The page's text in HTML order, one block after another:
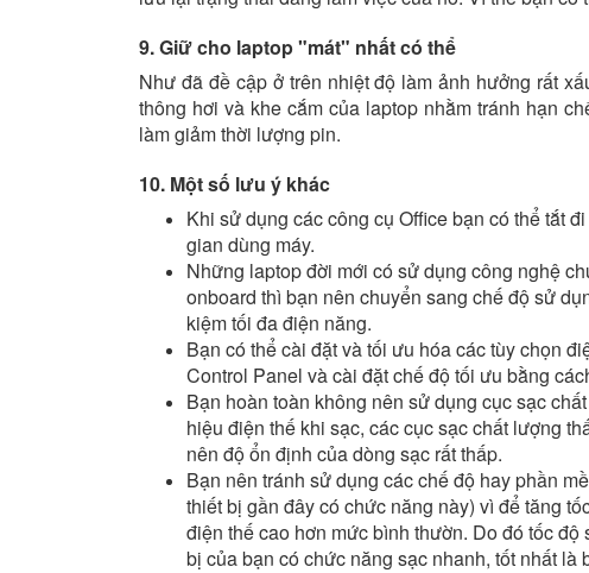
9. Giữ cho laptop "mát" nhất có thể
Như đã đề cập ở trên nhiệt độ làm ảnh hưởng rất
thông hơi và khe cắm của laptop nhằm tránh hạn
làm giảm thời lượng pin.
10. Một số lưu ý khác
Khi sử dụng các công cụ Office bạn có thể tắt
gian dùng máy.
Những laptop đời mới có sử dụng công nghệ
onboard thì bạn nên chuyển sang chế độ sử
kiệm tối đa điện năng.
Bạn có thể cài đặt và tối ưu hóa các tùy chọn
Control Panel và cài đặt chế độ tối ưu bằng
Bạn hoàn toàn không nên sử dụng cục sạc
hiệu điện thế khi sạc, các cục sạc chất lượng
nên độ ổn định của dòng sạc rất thấp.
Bạn nên tránh sử dụng các chế độ hay phần
thiết bị gần đây có chức năng này) vì để tăng
điện thế cao hơn mức bình thườn. Do đó tốc
bị của bạn có chức năng sạc nhanh, tốt nhất là